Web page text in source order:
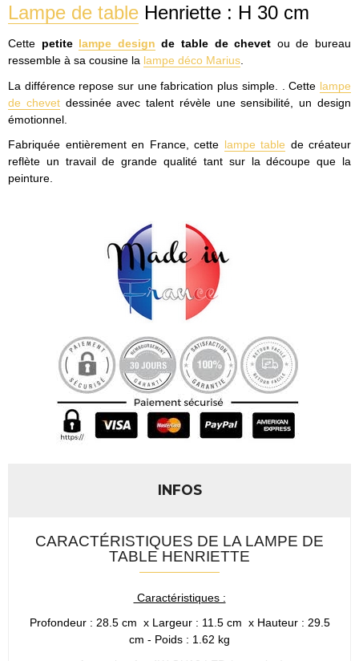
Lampe de table Henriette : H 30 cm
Cette petite lampe design de table de chevet ou de bureau
ressemble à sa cousine la lampe déco Marius
La différence repose sur une fabrication plus simple. . Cette lampe
de chevetdessinée avec talent révèle une sensibilité, un design
émotionnel.
Fabriquée entièrement en France, cette lampe table de créateur
reflète un travail de grande qualité tant sur la découpe que la
peinture.
INFOS
CARACTÉRISTIQUES DE LA LAMPE DE
TABLE HENRIETTE
Caractéristiques :
Profondeur : 28.5 cm x Largeur : 11.5 cm x Hauteur : 29.5
cm - Poids : 1.62 kg